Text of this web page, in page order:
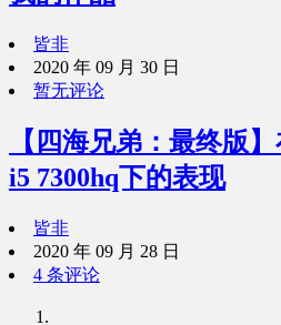
皆非
2020 年 09 月 30 日
暂无评论
【四海兄弟：最终版
i5 7300hq下的表现
皆非
2020 年 09 月 28 日
4 条评论